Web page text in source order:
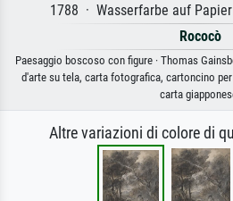
1788 · Wasserfarbe auf
Rococò
Paesaggio boscoso con figure · Thomas
d'arte su tela, carta fotografica, cartoncino
carta
Altre variazioni di colore di